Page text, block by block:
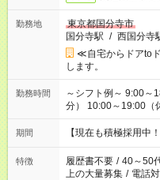
勤務地
東京都国分寺市
国分寺駅 / 西国分寺
≪自宅からドアto
します。
勤務時間
～シフト例～ 9:00～18:00（休憩60分） 7:00～16:00（休憩60
分） 10:00～19:00（休憩60分） ※Wワーク
お仕事で希望する勤
計が 週40時間を超
期間 【現在も積極採用中
特徴 履歴書不要 / 40～50
上の大量募集 / 電話